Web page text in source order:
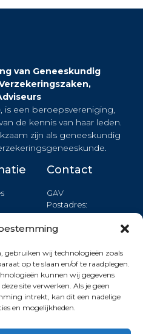
gebruiken wij technologieën zoals
op te slaan en/of te raadplegen.
kunnen wij gegevens
site verwerken. Als je geen
intrekt, kan dit een nadelige
en mogelijkheden.
van Geneeskundig
, is een beroepsvereniging,
de kennis van haar leden.
zijn als geneeskundig
Contact
GAV
Postadres:
Binnendelta 13c
1261 TA BLARICUM
Formulier
KVK: 40409907